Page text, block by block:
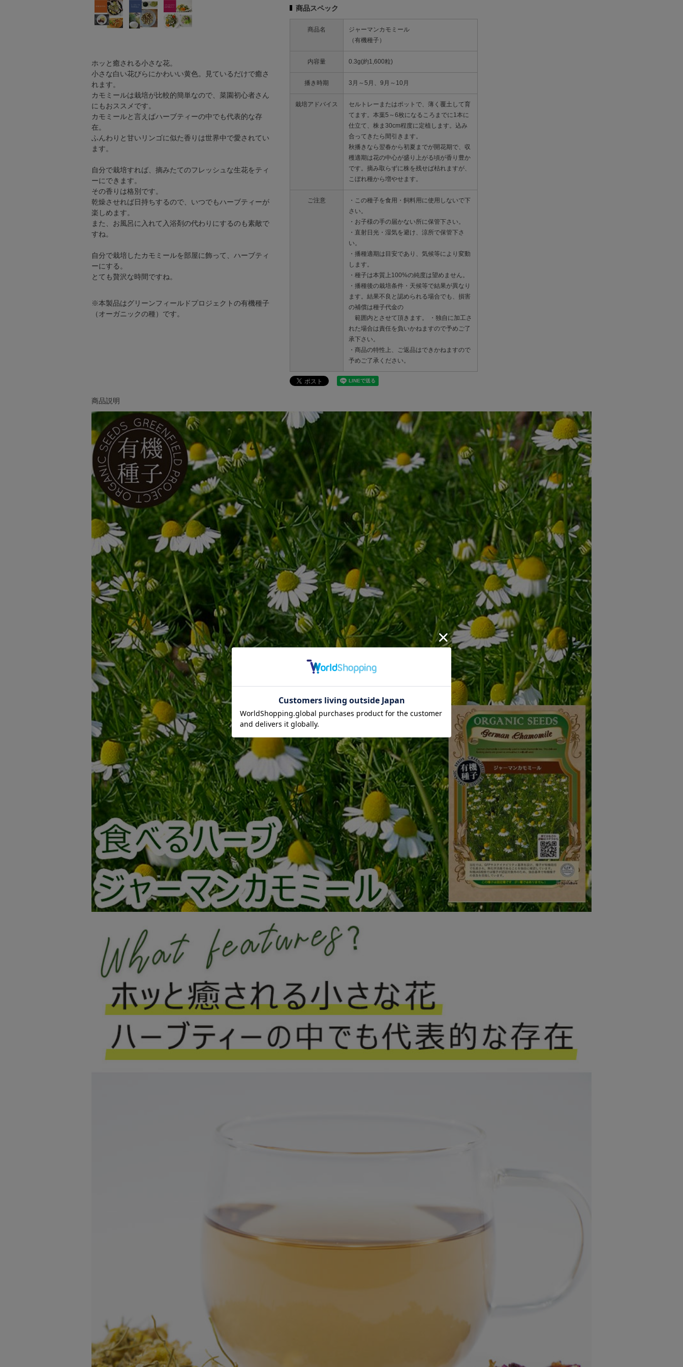
ホッと癒される小さな花。
小さな白い花びらにかわいい黄色。見ているだけで癒さ
れます。
カモミールは栽培が比較的簡単なので、菜園初心者さん
にもおススメです。
カモミールと言えばハーブティーの中でも代表的な存
在。
ふんわりと甘いリンゴに似た香りは世界中で愛されてい
ます。
自分で栽培すれば、摘みたてのフレッシュな生花をティ
ーにできます。
その香りは格別です。
乾燥させれば日持ちするので、いつでもハーブティーが
楽しめます。
また、お風呂に入れて入浴剤の代わりにするのも素敵で
すね。
自分で栽培したカモミールを部屋に飾って、ハーブティ
ーにする。
とても贅沢な時間ですね。
※本製品はグリーンフィールドプロジェクトの有機種子
（オーガニックの種）です。
商品スペック
商品名
ジャーマンカモミール
（有機種子）
内容量 0.3g(約1,600粒)
播き時期 3月～5月、9月～10月
栽培アドバイス
セルトレーまたはポットで、薄く覆土して育
てます。本葉5～6枚になるころまでに1本に
仕立て、株ま30cm程度に定植します。込み
合ってきたら間引きます。
秋播きなら翌春から初夏までが開花期で、収
穫適期は花の中心が盛り上がる頃が香り豊か
です。摘み取らずに株を残せば枯れますが、
こぼれ種から増やせます。
ご注意
・この種子を食用・飼料用に使用しないで下
さい。
・お子様の手の届かない所に保管下さい。
・直射日光・湿気を避け、涼所で保管下さ
い。
・播種適期は目安であり、気候等により変動
します。
・種子は本質上100%の純度は望めません。
・播種後の栽培条件・天候等で結果が異なり
ます。結果不良と認められる場合でも、損害
の補償は種子代金の
範囲内とさせて頂きます。 ・独自に加工さ
れた場合は責任を負いかねますので予めご了
承下さい。
・商品の特性上、ご返品はできかねますので
予めご了承ください。
商品説明